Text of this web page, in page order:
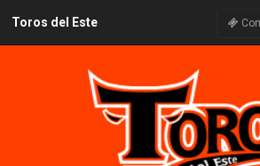
Toros del Este